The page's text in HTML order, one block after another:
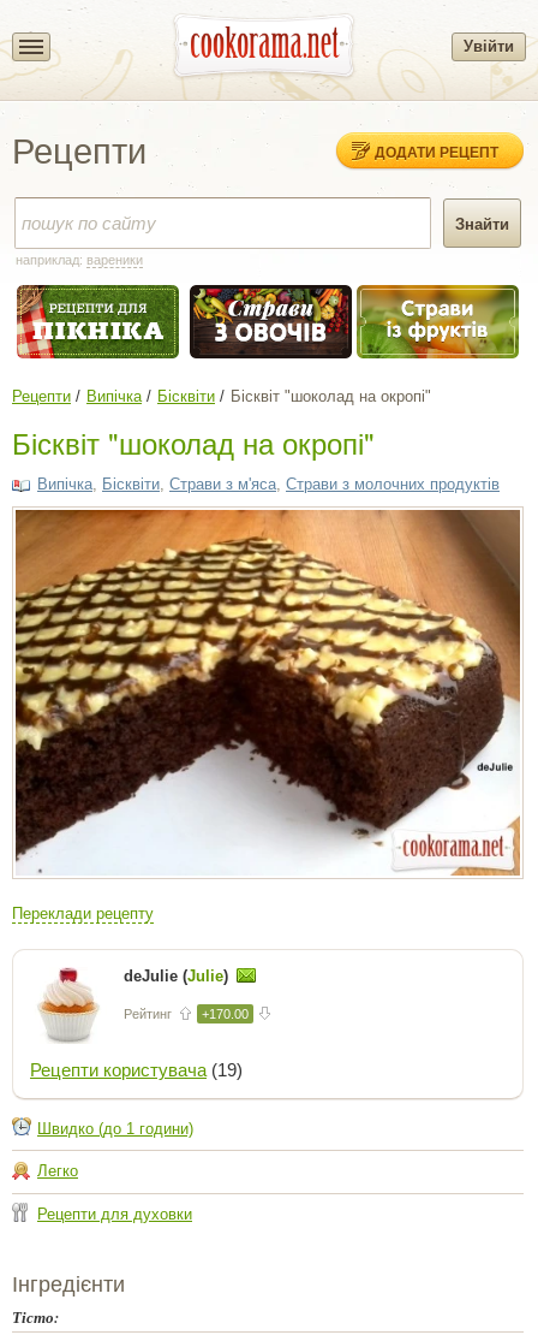
Увійти
Рецепти ДОДАТИ РЕЦЕПТ
наприклад: вареники
Рецепти Випічка Бісквіти Бісквіт "шоколад на окропі"
Бісквіт "шоколад на окропі"
Випічка Бісквіти Страви з м'яса Страви з молочних продуктів
Переклади рецепту
deJulie (Julie)
Рейтинг +170.00
Рецепти користувача (19)
Швидко (до 1 години)
Легко
Рецепти для духовки
Інгредієнти
Тісто: